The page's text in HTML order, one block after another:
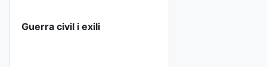
Guerra civil i exili